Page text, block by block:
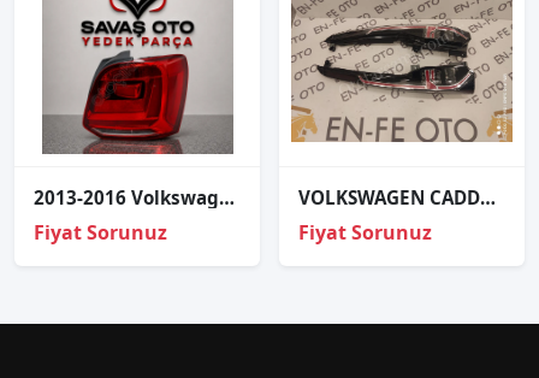
2013-2016 Volkswagen Polo Arka Stop Sıslı Sağ Sol
Fiyat Sorunuz
VOLKSWAGEN CADDY LEDLİ LED SOL STOP LAMBASI SIFIR 2021 2022 2023 2024
Fiyat Sorunuz